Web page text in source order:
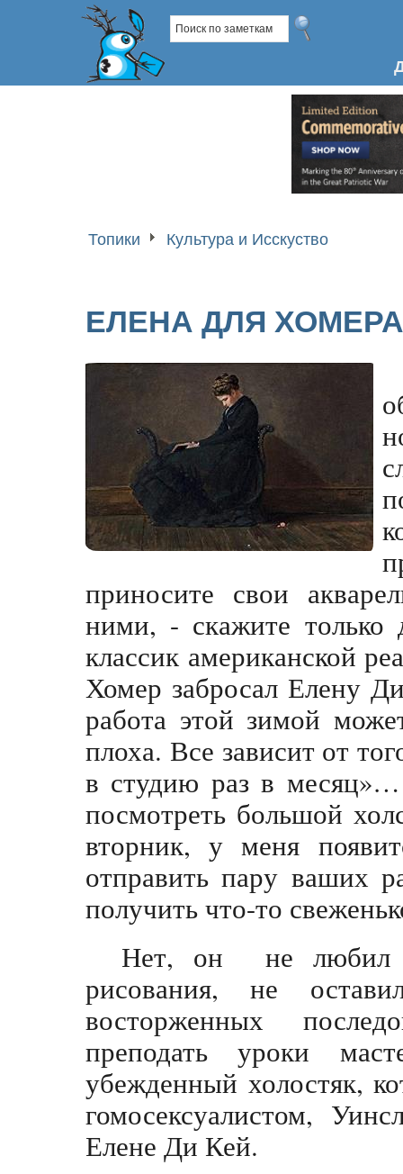
Топики Культура и Исскуство
ЕЛЕНА ДЛЯ ХОМЕРА
приносите свои
ними, - скажите
классик американской
Хомер забросал Елену
работа этой зимой
плоха. Все зависит от
в студию раз в
посмотреть большой
вторник, у меня
отправить пару ваших
получить что-то
Нет, он не любил
рисования, не
восторженных
преподать уроки
убежденный холостяк,
гомосексуалистом,
Елене Ди Кей.